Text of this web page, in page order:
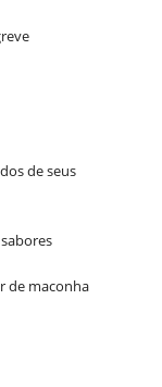
de seus
de maconha